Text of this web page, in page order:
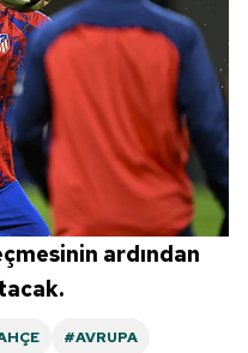
ardından
#AVRUPA